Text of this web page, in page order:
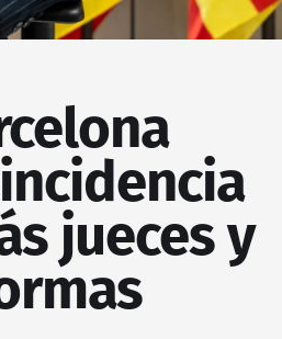
jueces y